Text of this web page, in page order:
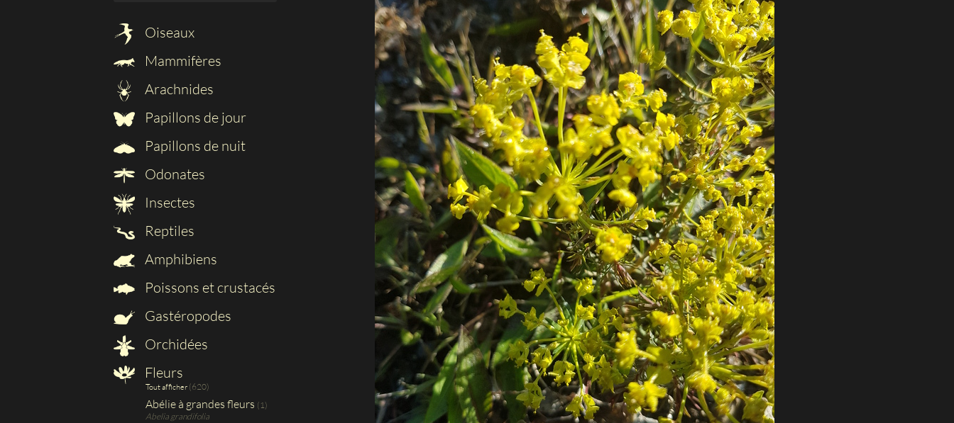
Oiseaux
Mammifères
Arachnides
Papillons de jour
Papillons de nuit
Odonates
Insectes
Reptiles
Amphibiens
Poissons et crustacés
Gastéropodes
Orchidées
Fleurs
Tout afficher (620)
Abélie à grandes fleurs (1)
Abelia grandifolia